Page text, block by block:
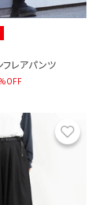
フレアパンツ